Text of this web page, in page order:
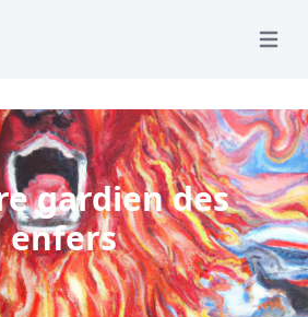
Open
gardien des
enfers